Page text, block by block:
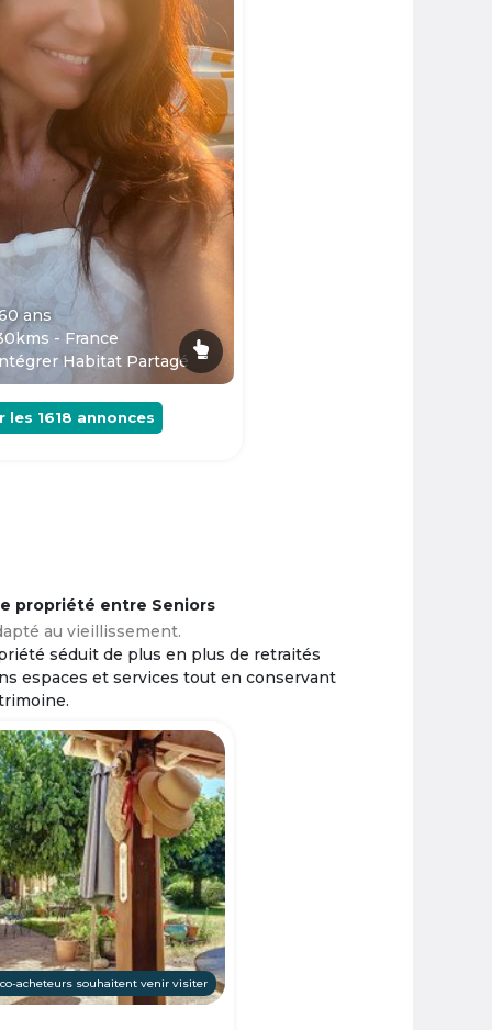
ans
- France
Habitat Partagé
les 1618 annonces
propriété entre Seniors
au vieillissement.
séduit de plus en plus de retraités
espaces et services tout en conservant
acheteurs souhaitent venir visiter